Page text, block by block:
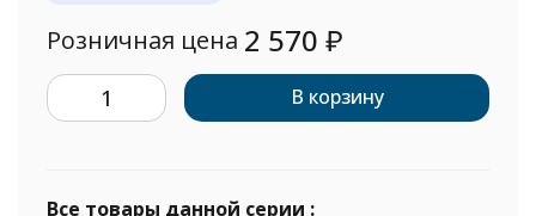
Розничная цена 2 570 ₽
В корзину
Все товары данной серии :